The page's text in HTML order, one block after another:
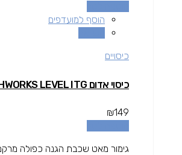
הוסף למועדפים
כיסויים
כיסוי אדום GALAXY NOTE 10 PLUS – PATCHWORKS LEVEL ITG
₪149
גימור מאט שכבת הגנה כפולה